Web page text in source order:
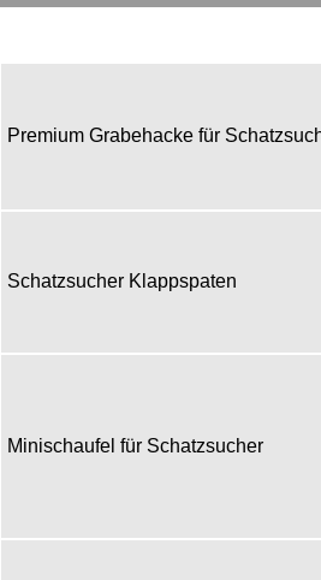
Premium Grabehacke für
Schatzsucher Klappspaten
Minischaufel für Schatzsucher